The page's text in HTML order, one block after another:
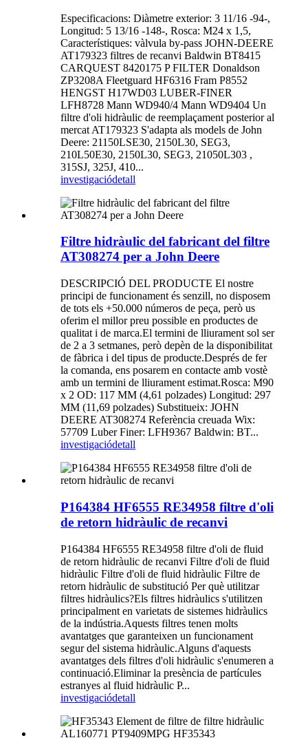
Especificacions: Diàmetre exterior: 3 11/16 -94-,
Longitud: 5 13/16 -148-, Rosca: M24 x 1,5,
Característiques: vàlvula by-pass JOHN-DEERE
AT179323 filtres de recanvi Baldwin BT8415
CARQUEST 8420175 P FILTER Donaldson
ZP3208A Fleetguard HF6316 Fram P8552
HENGST H17WD03 LUBER-FINER
LFH8728 Mann WD940/4 Mann WD9404 Un
filtre d'oli hidràulic de reemplaçament posterior al
mercat AT179323 S'adapta als models de John
Deere: 21150LSE30, 2150L30, SEG3,
210L50E30, 2150L30, SEG3, 21050L303 ,
315SJ, 325J, 410...
investigaciódetall
Filtre hidràulic del fabricant del filtre
AT308274 per a John Deere
DESCRIPCIÓ DEL PRODUCTE El nostre
principi de funcionament és senzill, no disposem
de tots els +50.000 números de peça, però us
oferim el millor preu possible en productes de
qualitat i de marca.El termini de lliurament sol ser
de 2 a 3 setmanes, però depèn de la disponibilitat
de fàbrica i del tipus de producte.Després de fer
la comanda, ens posarem en contacte amb vostè
amb un termini de lliurament estimat.Rosca: M90
x 2 OD: 117 MM (4,61 polzades) Longitud: 297
MM (11,69 polzades) Substitueix: JOHN
DEERE AT308274 Referència creuada Wix:
57709 Luber Finer: LFH9367 Baldwin: BT...
investigaciódetall
P164384 HF6555 RE34958 filtre d'oli
de retorn hidràulic de recanvi
P164384 HF6555 RE34958 filtre d'oli de fluid
de retorn hidràulic de recanvi Filtre d'oli de fluid
hidràulic Filtre d'oli de fluid hidràulic Filtre de
retorn hidràulic de substitució Per què utilitzar
filtres hidràulics?Els filtres hidràulics s'utilitzen
principalment en varietats de sistemes hidràulics
de la indústria.Aquests filtres tenen molts
avantatges que garanteixen un funcionament
segur del sistema hidràulic.Alguns d'aquests
avantatges dels filtres d'oli hidràulic s'enumeren a
continuació.Eliminar la presència de partícules
estranyes al fluid hidràulic P...
investigaciódetall